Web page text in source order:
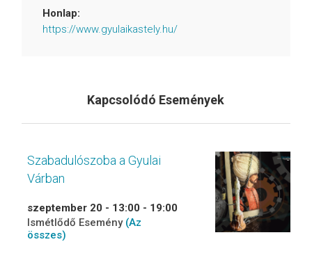
Honlap:
https://www.gyulaikastely.hu/
Kapcsolódó Események
Szabadulószoba a Gyulai
Várban
szeptember 20 - 13:00 - 19:00
Ismétlődő Esemény (Az
összes)